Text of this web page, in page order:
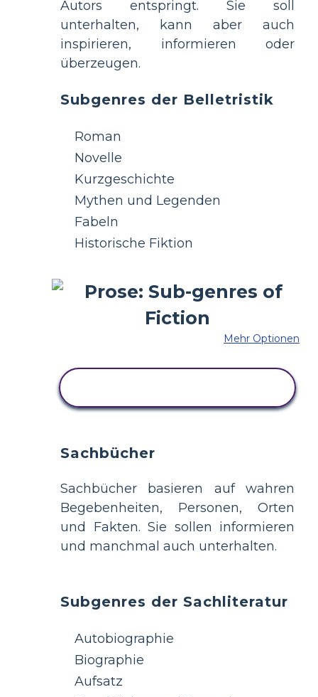
Autors entspringt. Sie soll
unterhalten, kann aber auch
inspirieren, informieren oder
überzeugen.
Subgenres der Belletristik
Roman
Novelle
Kurzgeschichte
Mythen und Legenden
Fabeln
Historische Fiktion
Mehr Optionen
Sachbücher
Sachbücher basieren auf wahren
Begebenheiten, Personen, Orten
und Fakten. Sie sollen informieren
und manchmal auch unterhalten.
Subgenres der Sachliteratur
Autobiographie
Biographie
Aufsatz